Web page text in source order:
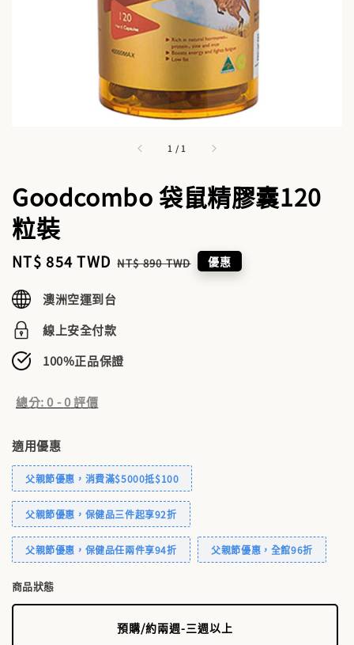
1 / 1
Goodcombo 袋鼠精膠囊120
粒裝
Sale
NT$ 854 TWD Regular
NT$ 890 TWD 優惠
澳洲空運到台
線上安全付款
100%正品保證
總分:0 -0評價
適用優惠
父親節優惠，消費滿$5000抵$100
父親節優惠，保健品三件起享92折
父親節優惠，保健品任兩件享94折 父親節優惠，全館96折
商品狀態
預購/約兩週-三週以上